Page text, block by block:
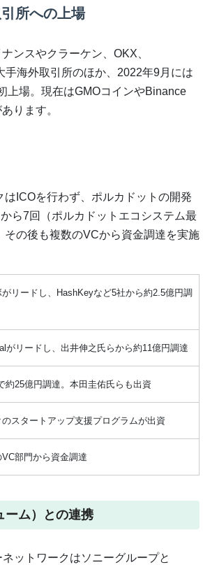
所への上場
ンスやクラーケン、OKX、
手海外取引所のほか、2022年9月には
上場。現在はGMOコインやBinance
ります。
はICOを行わず、ポルカドットの開発
ら7回（ポルカドットエコシステム最
その後も複数のVCから資金調達を実施
リードし、HashKeyなど5社から約2.5億円調
がリードし、出井伸之氏らから約11億円調達
約25億円調達。本田圭佑氏らも出資
スタートアップ支援プログラムが出資
部門から資金調達
ム）との連携
ットワークはソニーグループと